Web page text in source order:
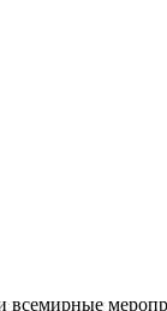
всемирные